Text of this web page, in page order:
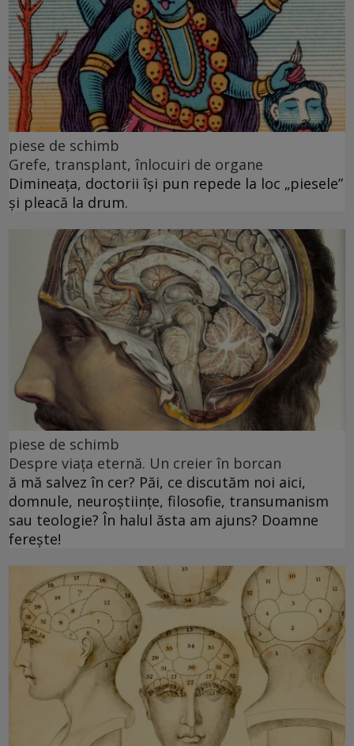
piese de schimb
Grefe, transplant, înlocuiri de organe
Dimineața, doctorii își pun repede la loc „piesele”
și pleacă la drum.
piese de schimb
Despre viața eternă. Un creier în borcan
ă mă salvez în cer? Păi, ce discutăm noi aici,
domnule, neuroștiințe, filosofie, transumanism
sau teologie? În halul ăsta am ajuns? Doamne
ferește!